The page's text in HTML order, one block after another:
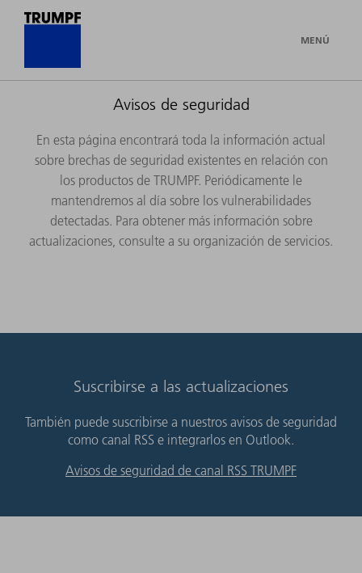
MENÚ
Avisos de seguridad
En esta página encontrará toda la información actual
sobre brechas de seguridad existentes en relación con
los productos de TRUMPF.​ Periódicamente le
mantendremos al día sobre los vulnerabilidades
detectadas. Para obtener más información sobre
actualizaciones, consulte a su organización de servicios.
Suscribirse a las actualizaciones
También puede suscribirse a nuestros avisos de seguridad
como canal RSS e integrarlos en Outlook.
Avisos de seguridad de canal RSS TRUMPF